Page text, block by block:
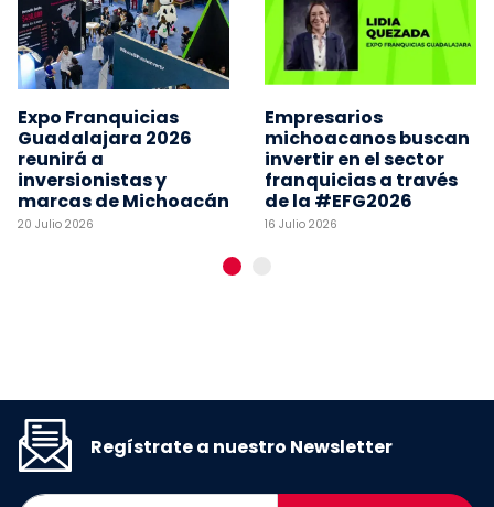
Expo Franquicias
Guadalajara 2026
reunirá a
inversionistas y
marcas de Michoacán
20 Julio 2026
Empresarios
michoacanos buscan
invertir en el sector
franquicias a través
de la #EFG2026
16 Julio 2026
Regístrate a nuestro Newsletter